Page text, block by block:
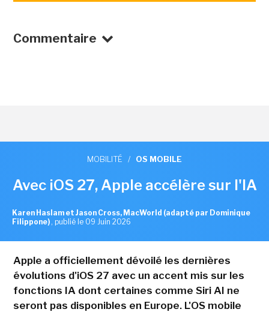
Commentaire
MOBILITÉ / OS MOBILE
Avec iOS 27, Apple accélère sur l'IA
Karen Haslam et Jason Cross, MacWorld (adapté par Dominique
Filippone) , publié le 09 Juin 2026
Apple a officiellement dévoilé les dernières
évolutions d'iOS 27 avec un accent mis sur les
fonctions IA dont certaines comme Siri AI ne
seront pas disponibles en Europe. L'OS mobile